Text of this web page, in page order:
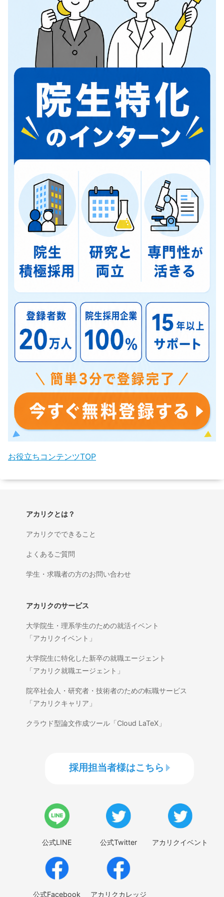
お役立ちコンテンツTOP
アカリクとは？
アカリクでできること
よくあるご質問
学生・求職者の方のお問い合わせ
アカリクのサービス
大学院生・理系学生のための就活イベント
「アカリクイベント」
大学院生に特化した新卒の就職エージェント
「アカリク就職エージェント」
院卒社会人・研究者・技術者のための転職サービス
「アカリクキャリア」
クラウド型論文作成ツール「Cloud LaTeX」
採用担当者様はこちら
公式LINE 公式Twitter アカリクイベント
公式Facebook アカリクカレッジ